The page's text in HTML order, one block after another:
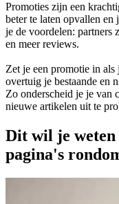
Promoties zijn een
beter te laten opvallen
je de voordelen: partners
en meer reviews.
Zet je een promotie in
overtuig je bestaande en
Zo onderscheid je je van
nieuwe artikelen uit te
Dit wil je weten
pagina's